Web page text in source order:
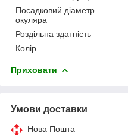
Посадковий діаметр
окуляра
Роздільна здатність
Колір
Приховати
Умови доставки
Нова Пошта